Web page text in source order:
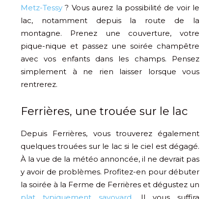
Metz-Tessy ? Vous aurez la possibilité de voir le
lac, notamment depuis la route de la
montagne. Prenez une couverture, votre
pique-nique et passez une soirée champêtre
avec vos enfants dans les champs. Pensez
simplement à ne rien laisser lorsque vous
rentrerez.
​Ferrières, une trouée sur le lac
Depuis Ferrières, vous trouverez également
quelques trouées sur le lac si le ciel est dégagé.
À la vue de la météo annoncée, il ne devrait pas
y avoir de problèmes. Profitez-en pour débuter
la soirée à la Ferme de Ferrières et dégustez un
plat typiquement savoyard . Il vous suffira